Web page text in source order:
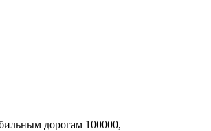
дорогам 100000,